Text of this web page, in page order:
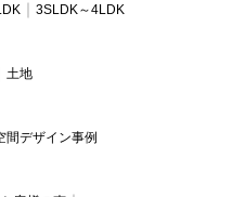
3SLDK～4LDK
土地
間デザイン事例